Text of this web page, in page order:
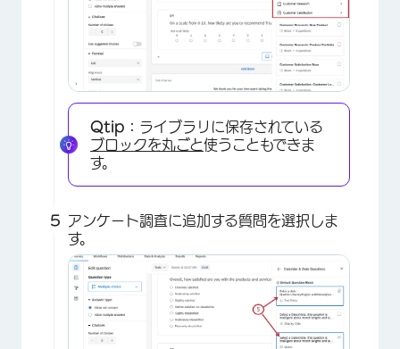
×
Qtip： ライブラリに保存されている
ブロックを丸ごと使うこともできま
す。
アンケート調査に追加する質問を選択しま
す。